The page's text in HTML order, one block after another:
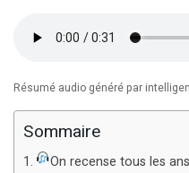
Résumé audio généré par
Sommaire
On recense tous les